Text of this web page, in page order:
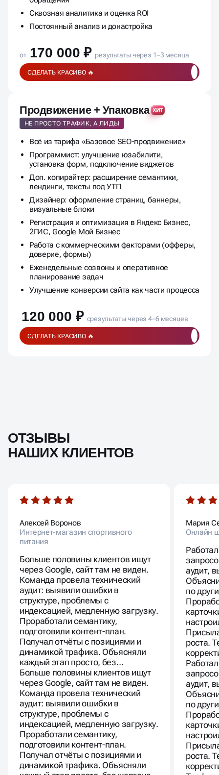
Отчётность по лидам, заявкам, стоимости
обращения
Сквозная аналитика и оценка ROI
от 170 000 ₽
Продвижение + Упаковка
НЕ ПРОСТО ТРАФИК, А ЛИДЫ
Всё из тарифа «Базовое SEO-продвижение»
Программист: улучшение юзабилити,
установка форм, подключение виджетов
Доп. копирайтер: расширение семантики,
лендинги, тексты под УТП
Дизайнер: оформление страниц, баннеры,
визуальные блоки
Регистрация и оптимизация в Яндекс Бизнес,
2ГИС, Google Мой Бизнес
Работа с коммерческими факторами (офферы,
доверие, формы)
Еженедельные созвоны и оперативное
планирование задач
120 000 ₽ срезультаты через 4–6 месяцев
ОТЗЫВЫ
Алексей Воронов
Интернет-магазин спортивного
питания
Больше половины клиентов ищут
через Google, сайт там не виден.
Команда провела технический
аудит: выявили ошибки в
структуре, проблемы с
индексацией, медленную загрузку.
Проработали семантику,
подготовили контент-план.
Получал отчёты с позициями и
динамикой трафика. Объясняли
каждый этап просто, без…
Больше половины клиентов ищут
через Google, сайт там не виден.
Команда провела технический
аудит: выявили ошибки в
структуре, проблемы с
индексацией, медленную загрузку.
Проработали семантику,
подготовили контент-план.
Получал отчёты с позициями и
Мария
Онлайн
аудит,
по
роста.
аудит,
по
роста.